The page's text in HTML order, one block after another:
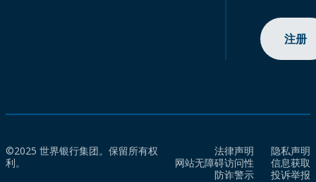
注册
©2025 世界银行集团。保留所有权
利。
法律声明
隐私声明
网站无障碍访问性
信息获取
防诈警示
投诉举报